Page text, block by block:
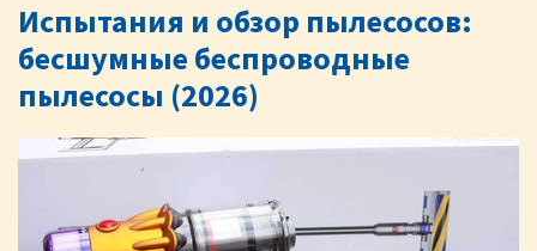
Испытания и обзор пылесосов:
бесшумные беспроводные
пылесосы (2026)